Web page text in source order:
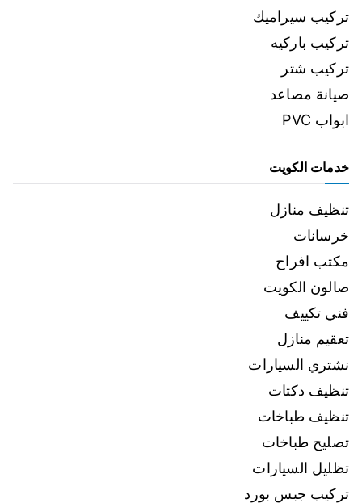
تركيب سيراميك
تركيب باركيه
تركيب شتر
صيانة مصاعد
ابواب PVC
خدمات الكويت
تنظيف منازل
خرسانات
مكتب افراح
صالون الكويت
فني تكييف
تعقيم منازل
نشتري السيارات
تنظيف دكتات
تنظيف طباخات
تصليح طباخات
تظليل السيارات
تركيب جبس بورد